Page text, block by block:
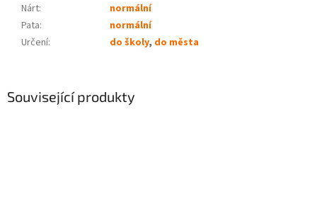
Související produkty
Nárt:
normální
Pata:
normální
Určení: do školy, do města